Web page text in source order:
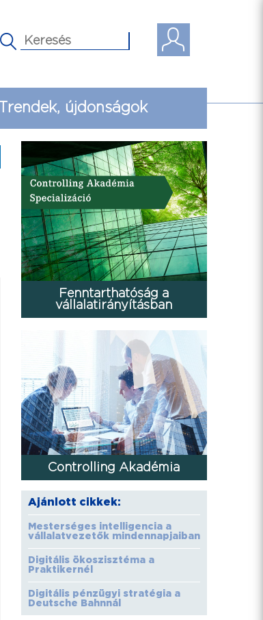
Trendek, újdonságok
Fenntarthatóság a
vállalatirányításban
Controlling Akadémia
Ajánlott cikkek:
Mesterséges intelligencia a
vállalatvezetők mindennapjaiban
Digitális ökoszisztéma a
Praktikernél
Digitális pénzügyi stratégia a
Deutsche Bahnnál